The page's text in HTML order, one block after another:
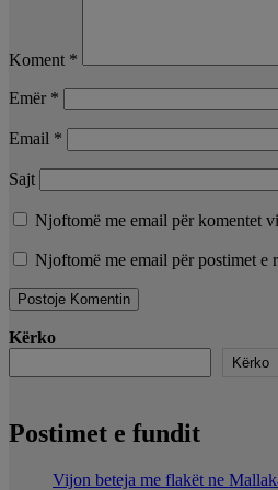
Koment *
Emër *
Email *
Sajt
Njoftomë me email për komentet
Njoftomë me email për postimet e
Kërko
Kërko
Postimet e fundit
Vijon beteja me flakët ne